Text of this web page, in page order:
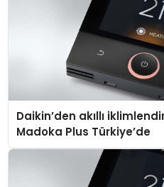
Daikin’den akıllı
Madoka Plus Türkiye’de